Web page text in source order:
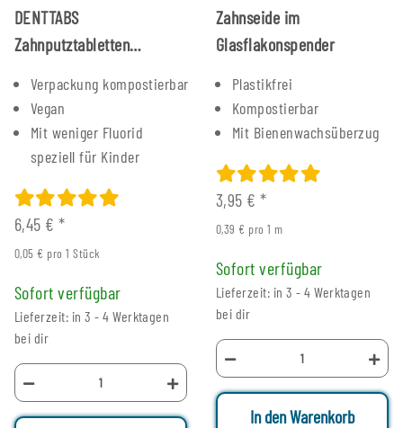
DENTTABS
Zahnputztabletten
Verpackung kompostierbar
Vegan
Mit weniger Fluorid
speziell für Kinder
6,45 €*
0,05 € pro 1 Stück
Sofort verfügbar
Lieferzeit: in 3 - 4 Werktagen
bei dir
Zahnseide im
Glasflakonspender
Plastikfrei
Kompostierbar
Mit Bienenwachsüberzug
3,95 €*
0,39 € pro 1 m
Sofort verfügbar
Lieferzeit: in 3 - 4 Werktagen
bei dir
In den Warenkorb